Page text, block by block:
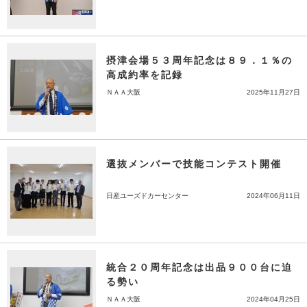
摂津会場５３周年記念は８９．１％の
高成約率を記録
ＮＡＡ大阪 2025年11月27日
選抜メンバーで技能コンテスト開催
日産ユーズドカーセンター 2024年06月11日
統合２０周年記念は出品９００台に迫
る勢い
ＮＡＡ大阪 2024年04月25日